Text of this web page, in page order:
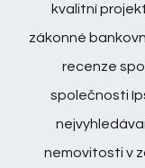
kvalitní
zákonné
recenze
společnosti
nemovitosti v